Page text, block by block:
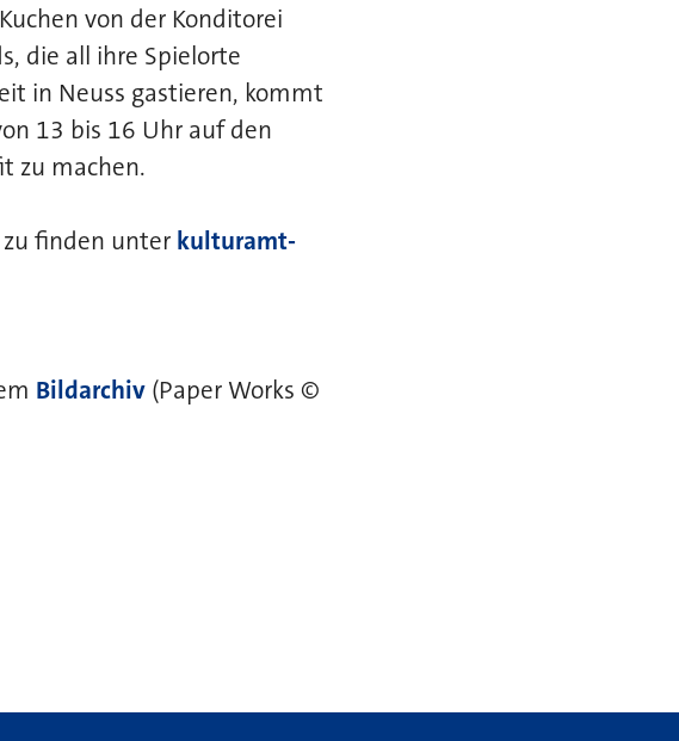
von der Konditorei
die all ihre Spielorte
in Neuss gastieren, kommt
13 bis 16 Uhr auf den
zu machen.
finden unter kulturamt-
Bildarchiv (Paper Works ©